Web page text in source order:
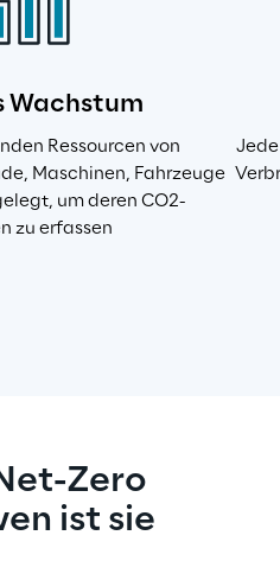
Wachstum
Ressourcen von
Maschinen, Fahrzeuge
um deren CO2-
zu erfassen
Zero
ist sie